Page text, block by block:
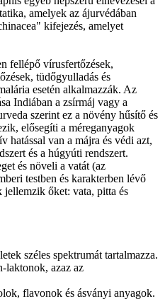
amelyek az ájurvédában
kifejezés, amelyet
fellépő vírusfertőzések,
tüdőgyulladás és
esetén alkalmazzák. Az
Indiában a zsírmáj vagy a
szerint ez a növény hűsítő és
elősegíti a méreganyagok
hatással van a májra és védi azt,
és a húgyúti rendszert.
és növeli a vatát (az
testben és karakterben lévő
jellemzik őket: vata, pitta és
széles spektrumát tartalmazza.
laktonok, azaz az
flavonok és ásványi anyagok.